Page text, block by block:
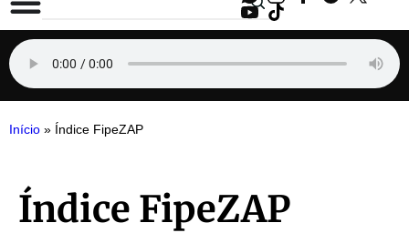
Início » Índice FipeZAP
Índice FipeZAP